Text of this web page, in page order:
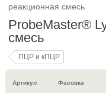
реакционная смесь
ProbeMaster®
смесь
ПЦР и кПЦР
Артикул Фасовка